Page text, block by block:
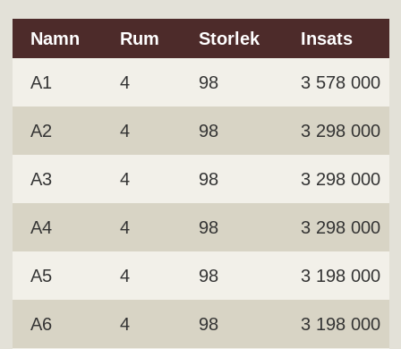
Namn Rum Storlek Insats
A1 4 98 3 578 000
A2 4 98 3 298 000
A3 4 98 3 298 000
A4 4 98 3 298 000
A5 4 98 3 198 000
A6 4 98 3 198 000